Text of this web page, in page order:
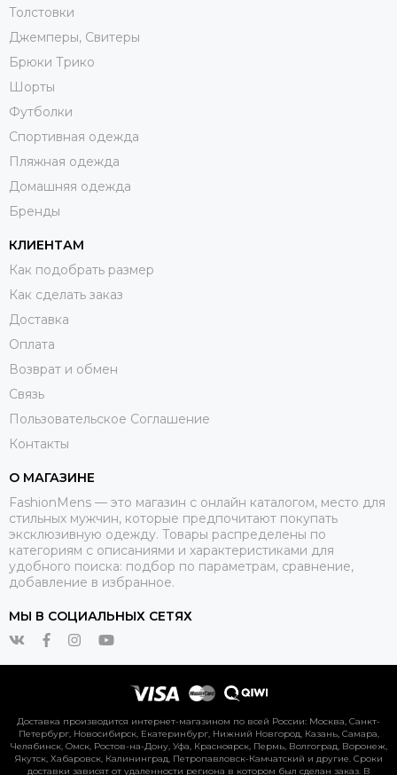
Толстовки
Джемперы, Свитеры
Брюки Трико
Шорты
Футболки
Спортивная одежда
Пляжная одежда
Домашняя одежда
Бренды
КЛИЕНТАМ
Как подобрать размер
Как сделать заказ
Доставка
Оплата
Возврат и обмен
Связь
Пользовательское Соглашение
Контакты
О МАГАЗИНЕ
FashionMens — это магазин с онлайн каталогом, место для
стильных мужчин, которые предпочитают покупать
эксклюзивную одежду. Товары распределены по
категориям с описаниями и характеристиками для
удобного поиска: подбор по параметрам, сравнение,
добавление в избранное.
МЫ В СОЦИАЛЬНЫХ СЕТЯХ
Доставка производится интернет-магазином по всей России: Москва, Санкт-
Петербург, Новосибирск, Екатеринбург, Нижний Новгород, Казань, Самара,
Челябинск, Омск, Ростов-на-Дону, Уфа, Красноярск, Пермь, Волгоград, Воронеж,
Якутск, Хабаровск, Калининград, Петропавловск-Камчатский и другие. Сроки
доставки зависят от удаленности региона в котором был сделан заказ. В